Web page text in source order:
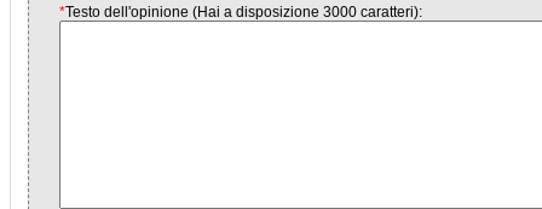
*Testo dell'opinione (Hai a disposizione 3000 caratteri):